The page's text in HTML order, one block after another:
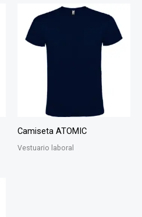
Camiseta ATOMIC
Vestuario laboral